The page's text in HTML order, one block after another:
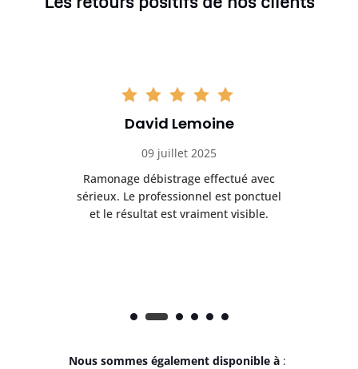
David Lemoine
09 juillet 2025
Ramonage débistrage effectué avec
sérieux. Le professionnel est ponctuel
et le résultat est vraiment visible.
Nous sommes également disponible à :